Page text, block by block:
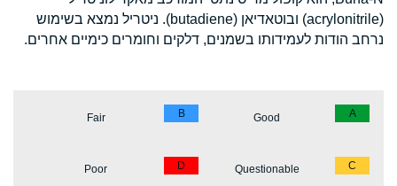
(acrylonitrile) ובוטאדיאן (butadiene). ניטריל נמצא בשימוש
נרחב הודות לעמידותו בשמנים, דלקים וחומרים כימיים אחרים.
A
Good
B
Fair
C
Questionable
D
Poor